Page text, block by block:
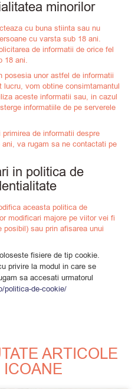
minorilor
cu buna stiinta sau nu
cu varsta sub 18 ani.
de informatii de orice fel
18 ani.
posesia unor astfel de informatii
vom obtine consimtamantul
aceste informatii sau, in cazul
informatiile de pe serverele
de informatii despre
va rugam sa ne contactati pe
in politica de
aceasta politica de
modificari majore pe viitor vei fi
sau prin afisarea unui
fisiere de tip cookie.
privire la modul in care se
sa accesati urmatorul
politica-de-cookie/
ARTICOLE